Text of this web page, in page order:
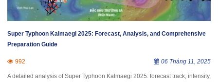
Super Typhoon Kalmaegi 2025: Forecast, Analysis, and Comprehensive
Preparation Guide
992 06 Tháng 11, 2025
A detailed analysis of Super Typhoon Kalmaegi 2025: forecast track, intensity,